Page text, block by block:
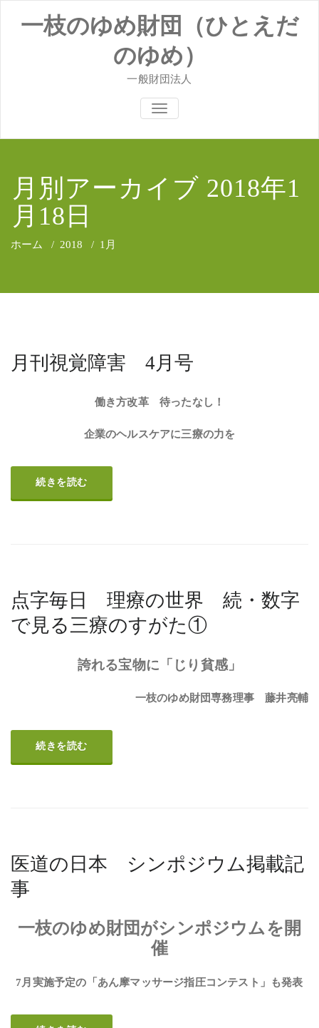
プ
一枝のゆめ財団（ひとえだ
のゆめ）
一般財団法人
ナビゲーションを切り替え
月別アーカイブ 2018年1
月18日
ホーム / 2018 / 1月
月刊視覚障害 4月号
働き方改革 待ったなし！
企業のヘルスケアに三療の力を
続きを読む
点字毎日 理療の世界 続・数字
で見る三療のすがた①
誇れる宝物に「じり貧感」
一枝のゆめ財団専務理事 藤井亮輔
続きを読む
医道の日本 シンポジウム掲載記
事
一枝のゆめ財団がシンポジウムを開
催
7月実施予定の「あん摩マッサージ指圧コンテスト」も発表